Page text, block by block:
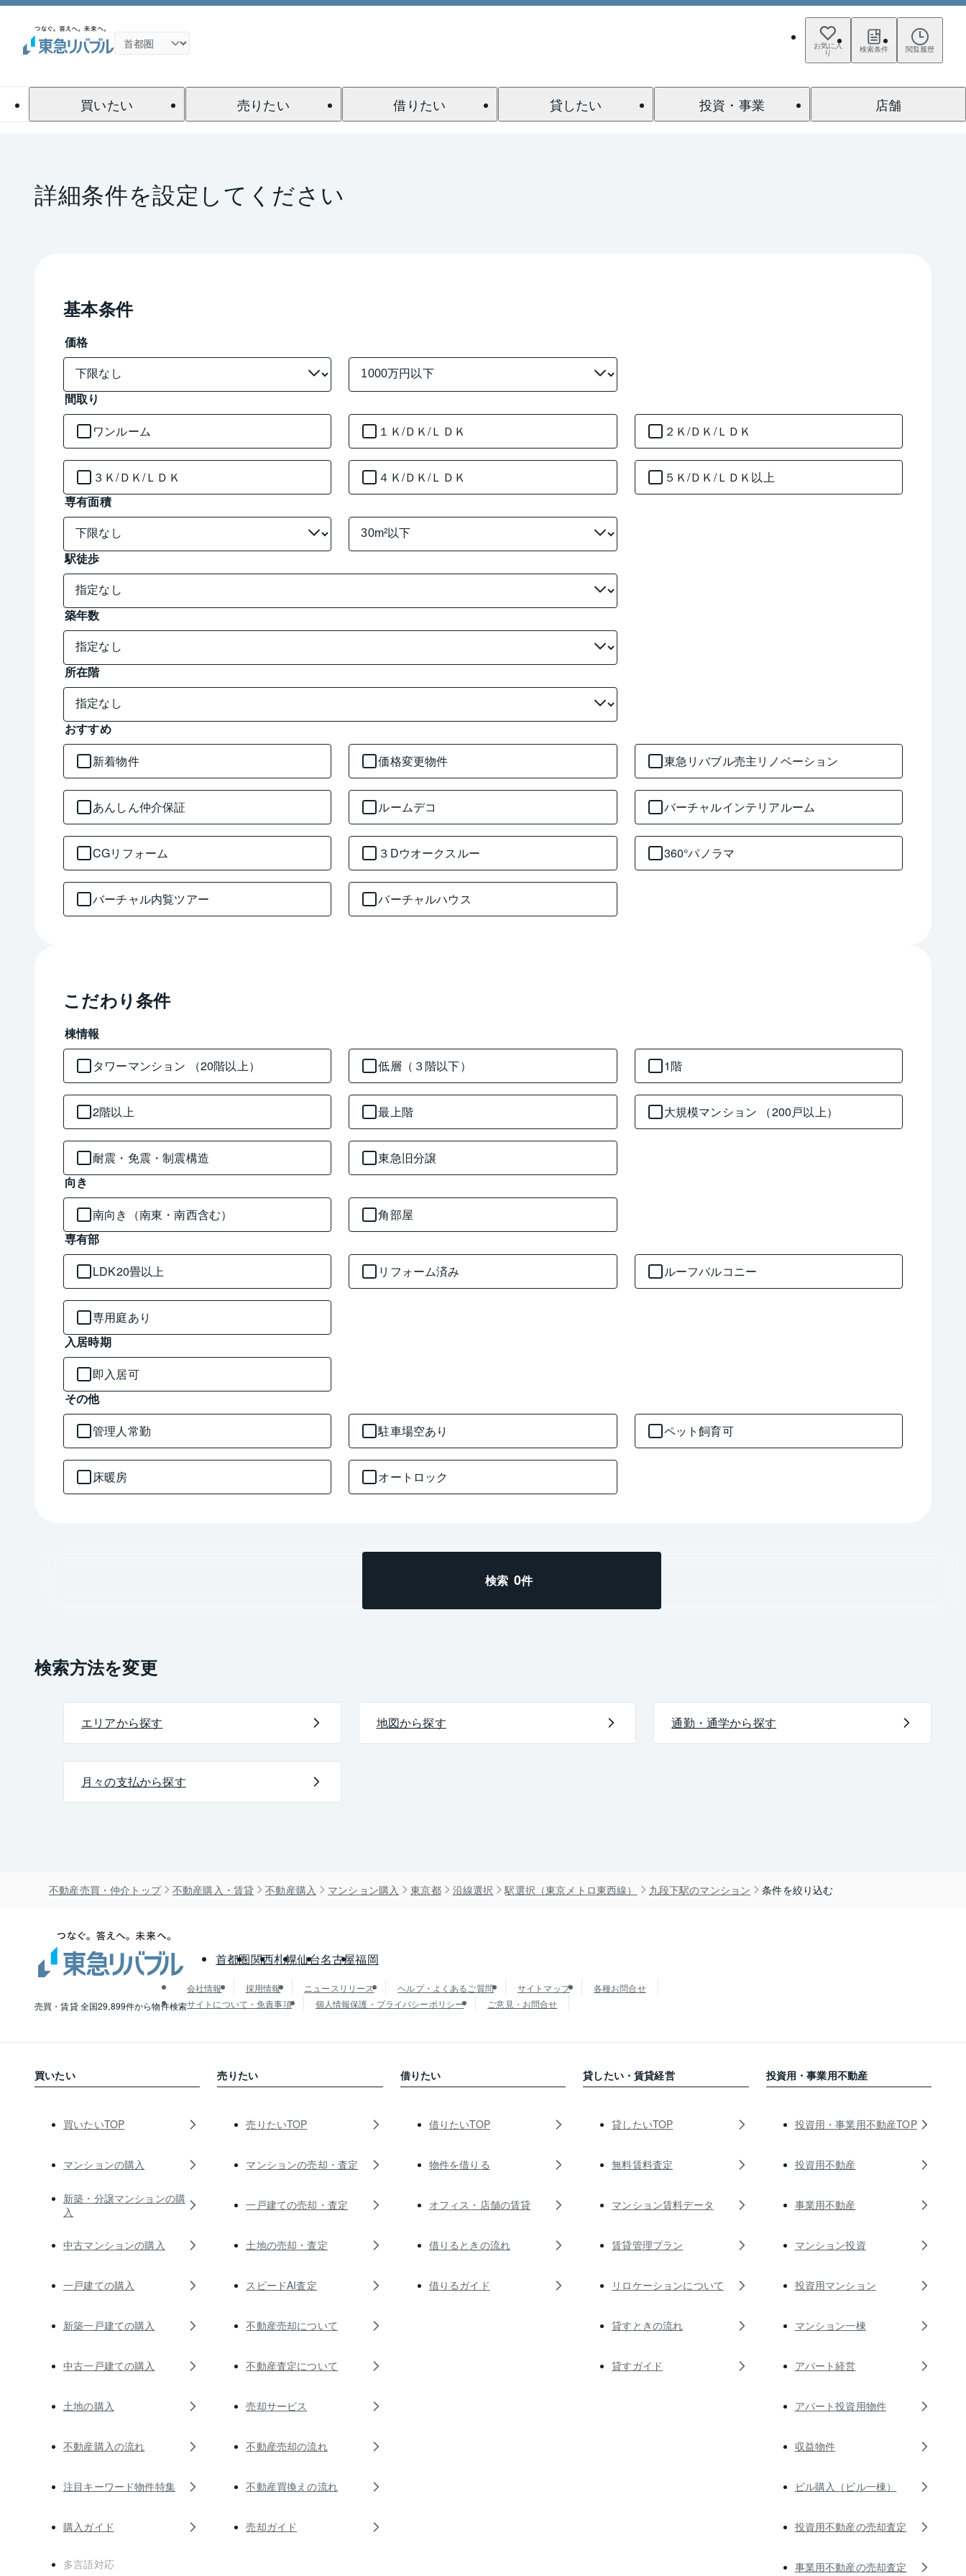
お気に入
り 検索条件 閲覧履歴
買いたい 売りたい 借りたい 貸したい 投資・事業 店舗
詳細条件を設定してください
基本条件
価格
間取り
ワンルーム
１Ｋ/ＤＫ/ＬＤＫ ２Ｋ/ＤＫ/ＬＤＫ
３Ｋ/ＤＫ/ＬＤＫ ４Ｋ/ＤＫ/ＬＤＫ
５Ｋ/ＤＫ/ＬＤＫ以上
専有面積
駅徒歩
築年数
所在階
おすすめ
新着物件
価格変更物件 東急リバブル売主リノベーション
あんしん仲介保証 ルームデコ バーチャルインテリアルーム
CGリフォーム ３Dウオークスルー 360°パノラマ
バーチャル内覧ツアー バーチャルハウス
こだわり条件
棟情報
タワーマンション （20階以上）
低層（３階以下） 1階
2階以上 最上階 大規模マンション （200戸以上）
耐震・免震・制震構造
東急旧分譲
向き
南向き（南東・南西含む）
角部屋
専有部
LDK20畳以上
リフォーム済み ルーフバルコニー
専用庭あり
入居時期
即入居可
その他
管理人常勤
駐車場空あり ペット飼育可
床暖房 オートロック
検索 0件
検索方法を変更
エリアから探す 地図から探す 通勤・通学から探す
月々の支払から探す
不動産売買・仲介トップ 不動産購入・賃貸 不動産購入 マンション購入 東京都 沿線選択 駅選択（東京メトロ東西線） 九段下駅のマンション 条件を絞り込む
売買・賃貸 全国29,899件から物件検索
首都圏関西札幌仙台名古屋福岡
会社情報 採用情報 ニュースリリース ヘルプ・よくあるご質問 サイトマップ
各種お問合せ
サイトについて・免責事項
個人情報保護・プライバシーポリシー ご意見・お問合せ
買いたい
買いたいTOP
マンションの購入
新築・分譲マンションの購
入
中古マンションの購入
一戸建ての購入
新築一戸建ての購入
中古一戸建ての購入
土地の購入
不動産購入の流れ
注目キーワード物件特集
購入ガイド
多言語対応
売りたい
売りたいTOP
マンションの売却・査定
一戸建ての売却・査定
土地の売却・査定
スピードAI査定
不動産売却について
不動産査定について
売却サービス
不動産売却の流れ
不動産買換えの流れ
売却ガイド
借りたい
借りたいTOP
物件を借りる
オフィス・店舗の賃貸
借りるときの流れ
借りるガイド
貸したい・賃貸経営
貸したいTOP
無料賃料査定
マンション賃料データ
賃貸管理プラン
リロケーションについて
貸すときの流れ
貸すガイド
投資用・事業用不動産
投資用・事業用不動産TOP
投資用不動産
事業用不動産
マンション投資
投資用マンション
マンション一棟
アパート経営
アパート投資用物件
収益物件
ビル購入（ビル一棟）
投資用不動産の売却査定
事業用不動産の売却査定